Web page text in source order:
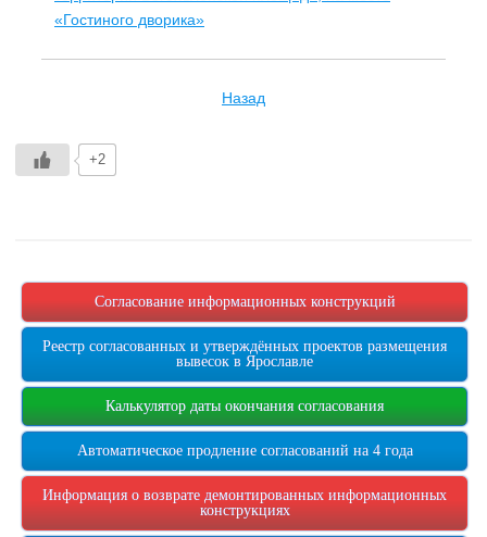
«Гостиного дворика»
Назад
+2
Согласование информационных конструкций
Реестр согласованных и утверждённых проектов размещения
вывесок в Ярославле
Калькулятор даты окончания согласования
Автоматическое продление согласований на 4 года
Информация о возврате демонтированных информационных
конструкциях